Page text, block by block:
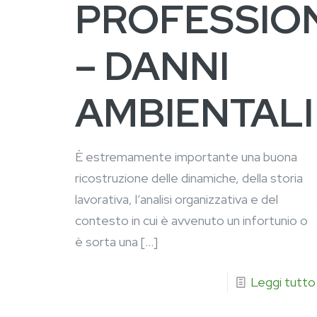
– DANNI
AMBIENTALI
È estremamente importante una buona
ricostruzione delle dinamiche, della storia
lavorativa, l’analisi organizzativa e del
contesto in cui è avvenuto un infortunio o
è sorta una […]
Leggi tutto